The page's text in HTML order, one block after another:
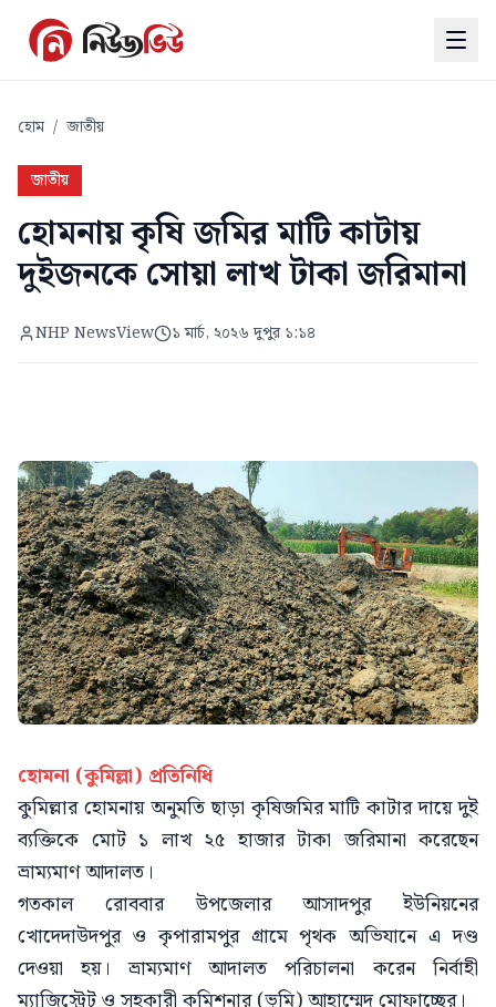
হোম / জাতীয়
জাতীয়
হোমনায় কৃষি জমির মাটি কাটায়
দুইজনকে সোয়া লাখ টাকা জরিমানা
NHP NewsView ১ মার্চ, ২০২৬ দুপুর ১:১৪
হোমনা (কুমিল্লা) প্রতিনিধি
কুমিল্লার হোমনায় অনুমতি ছাড়া কৃষিজমির মাটি কাটার দায়ে দুই
ব্যক্তিকে মোট ১ লাখ ২৫ হাজার টাকা জরিমানা করেছেন
ভ্রাম্যমাণ আদালত।
গতকাল রোববার উপজেলার আসাদপুর ইউনিয়নের
খোদেদাউদপুর ও কৃপারামপুর গ্রামে পৃথক অভিযানে এ দণ্ড
দেওয়া হয়। ভ্রাম্যমাণ আদালত পরিচালনা করেন নির্বাহী